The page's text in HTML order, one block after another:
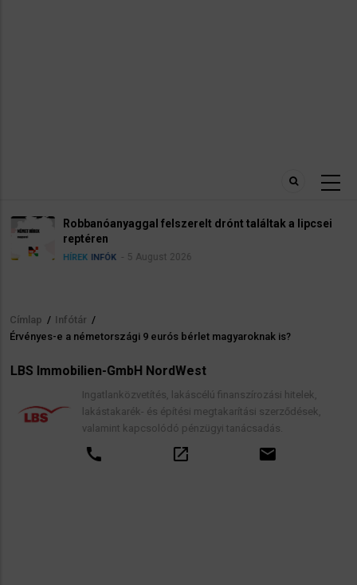
Robbanóanyaggal felszerelt drónt találtak a lipcsei
reptéren
HÍREK INFÓK 5 August 2026
Morzsa
Címlap / Infótár /
Érvényes-e a németországi 9 eurós bérlet magyaroknak is?
LBS Immobilien-GmbH NordWest
Ingatlanközvetítés, lakáscélú finanszírozási hitelek,
lakástakarék- és építési megtakarítási szerződések,
valamint kapcsolódó pénzügyi tanácsadás.
call open_in_new email